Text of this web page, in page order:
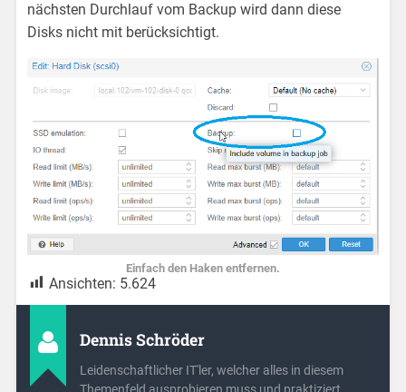
nächsten Durchlauf vom Backup wird dann diese
Disks nicht mit berücksichtigt.
Einfach den Haken entfernen.
Ansichten: 5.624
Dennis Schröder
Leidenschaftlicher IT'ler, welcher alles in diesem